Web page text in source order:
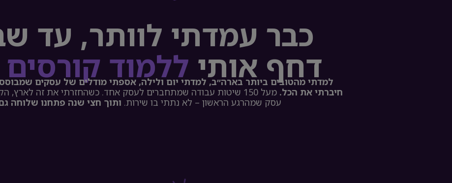
כבר עמדתי לוותר, עד
דחף אותי ללמוד
למדתי מהטובים ביותר בארה״ב, למדתי יום ולילה, אספתי מודלים של עסקים
חיברתי את הכל.
עסק שמהרגע הראשון – לא נתתי בו שירות. ותוך חצי שנה פתחנו שלוחה